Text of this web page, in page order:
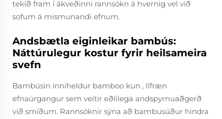
tekið fram í ákveðinni rannsókn á hvernig vel við
sofum á mismunandi efnum.
Andsbætla eiginleikar bambús:
Náttúrulegur kostur fyrir heilsameira
svefn
Bambúsin inniheldur bamboo kun , lífræn
efnaúrgangur sem veitir eðlilega andspyrnuaðgerð
við smíðum. Rannsóknir sýna að bambusúður hindra